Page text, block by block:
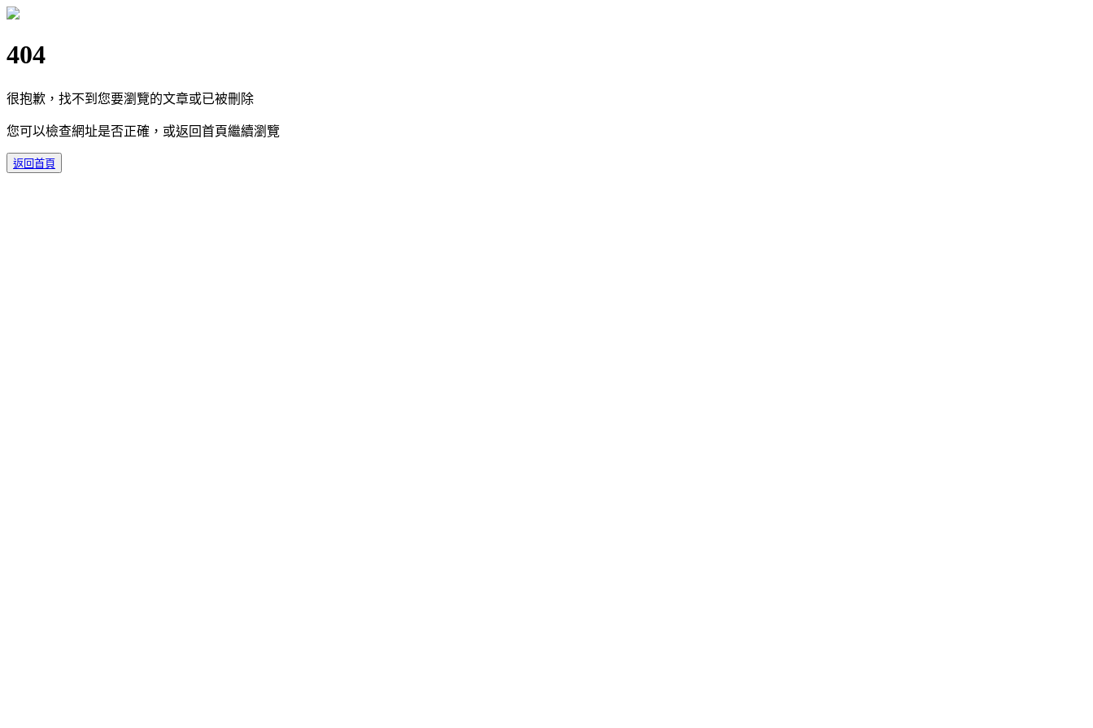
404
很抱歉，找不到您要瀏覽的文章或已被刪除
您可以檢查網址是否正確，或返回首頁繼續瀏覽
返回首頁